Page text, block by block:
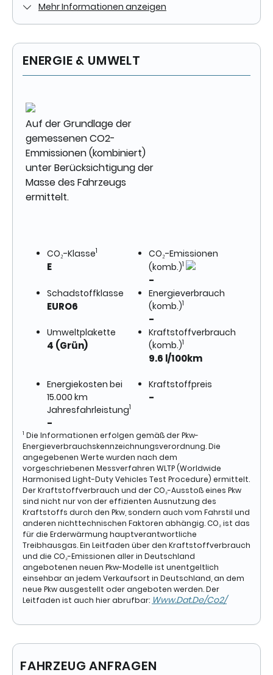
Mehr Informationen anzeigen
ENERGIE & UMWELT
Auf der Grundlage der
gemessenen CO2-
Emmissionen (kombiniert)
unter Berücksichtigung der
Masse des Fahrzeugs
ermittelt.
CO₂-Klasse1
E
CO₂-Emissionen
(komb.)1
-
Schadstoffklasse
EURO6
Energieverbrauch
(komb.)1
-
Umweltplakette
4 (Grün)
Kraftstoffverbrauch
(komb.)1
9.6 l/100km
Energiekosten bei
15.000 km
Jahresfahrleistung1
-
Kraftstoffpreis
-
1 Die Informationen erfolgen gemäß der Pkw-
Energieverbrauchskennzeichnungsverordnung. Die
angegebenen Werte wurden nach dem
vorgeschriebenen Messverfahren WLTP (Worldwide
Harmonised Light-Duty Vehicles Test Procedure) ermittelt.
Der Kraftstoffverbrauch und der CO₂-Ausstoß eines Pkw
sind nicht nur von der effizienten Ausnutzung des
Kraftstoffs durch den Pkw, sondern auch vom Fahrstil und
anderen nichttechnischen Faktoren abhängig. CO₂ ist das
für die Erderwärmung hauptverantwortliche
Treibhausgas. Ein Leitfaden über den Kraftstoffverbrauch
und die CO₂-Emissionen aller in Deutschland
angebotenen neuen Pkw-Modelle ist unentgeltlich
einsehbar an jedem Verkaufsort in Deutschland, an dem
neue Pkw ausgestellt oder angeboten werden. Der
Leitfaden ist auch hier abrufbar: Www.dat.de/co2/
FAHRZEUG ANFRAGEN